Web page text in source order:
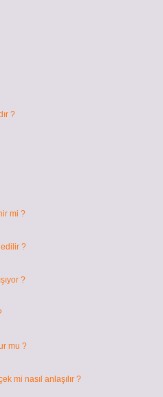
?
mi ?
?
?
mu ?
mi nasıl anlaşılır ?